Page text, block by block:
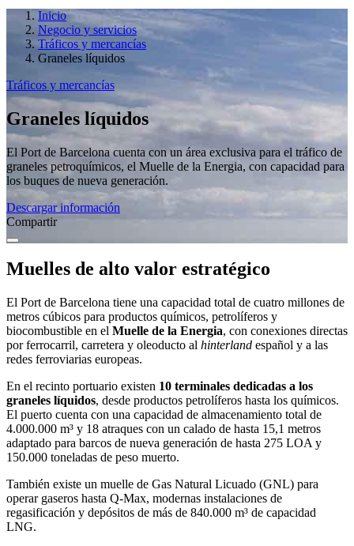
Inicio
Negocio y servicios
Tráficos y mercancías
Graneles líquidos
Tráficos y mercancías
Graneles líquidos
El Port de Barcelona cuenta con un área exclusiva para el tráfico de
graneles petroquímicos, el Muelle de la Energia, con capacidad para
los buques de nueva generación.
Descargar información
Compartir
Muelles de alto valor estratégico
El Port de Barcelona tiene una capacidad total de cuatro millones de
metros cúbicos para productos químicos, petrolíferos y
biocombustible en el Muelle de la Energia, con conexiones directas
por ferrocarril, carretera y oleoducto al hinterland español y a las
redes ferroviarias europeas.
En el recinto portuario existen 10 terminales dedicadas a los
graneles líquidos, desde productos petrolíferos hasta los químicos.
El puerto cuenta con una capacidad de almacenamiento total de
4.000.000 m³ y 18 atraques con un calado de hasta 15,1 metros
adaptado para barcos de nueva generación de hasta 275 LOA y
150.000 toneladas de peso muerto.
También existe un muelle de Gas Natural Licuado (GNL) para
operar gaseros hasta Q-Max, modernas instalaciones de
regasificación y depósitos de más de 840.000 m³ de capacidad
LNG.